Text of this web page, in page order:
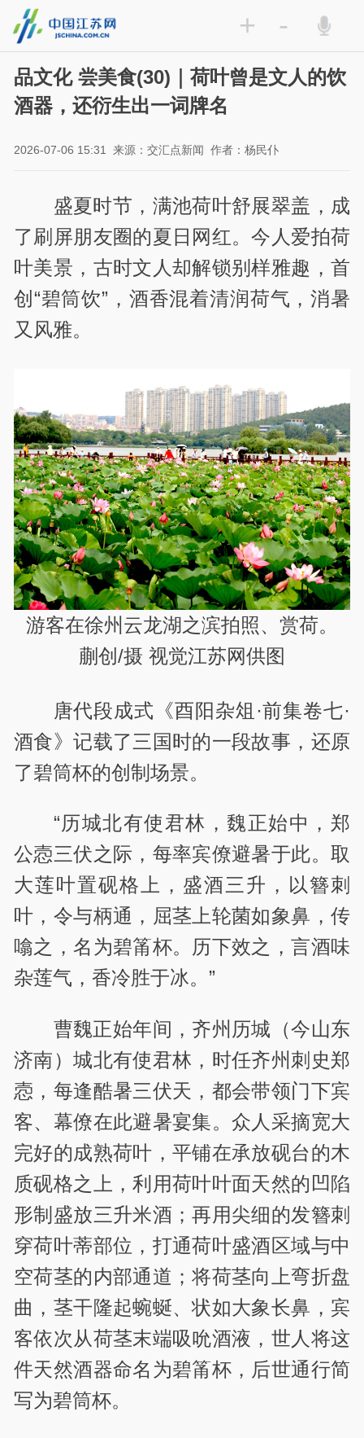
+ -
品文化 尝美食(30)｜荷叶曾是文人的饮
酒器，还衍生出一词牌名
2026-07-06 15:31 来源：交汇点新闻 作者：杨民仆
盛夏时节，满池荷叶舒展翠盖，成
了刷屏朋友圈的夏日网红。今人爱拍荷
叶美景，古时文人却解锁别样雅趣，首
创“碧筒饮”，酒香混着清润荷气，消暑
又风雅。
游客在徐州云龙湖之滨拍照、赏荷。
蒯创/摄 视觉江苏网供图
唐代段成式《酉阳杂俎·前集卷七·
酒食》记载了三国时的一段故事，还原
了碧筒杯的创制场景。
“历城北有使君林，魏正始中，郑
公悫三伏之际，每率宾僚避暑于此。取
大莲叶置砚格上，盛酒三升，以簪刺
叶，令与柄通，屈茎上轮菌如象鼻，传
噏之，名为碧筩杯。历下效之，言酒味
杂莲气，香冷胜于冰。”
曹魏正始年间，齐州历城（今山东
济南）城北有使君林，时任齐州刺史郑
悫，每逢酷暑三伏天，都会带领门下宾
客、幕僚在此避暑宴集。众人采摘宽大
完好的成熟荷叶，平铺在承放砚台的木
质砚格之上，利用荷叶叶面天然的凹陷
形制盛放三升米酒；再用尖细的发簪刺
穿荷叶蒂部位，打通荷叶盛酒区域与中
空荷茎的内部通道；将荷茎向上弯折盘
曲，茎干隆起蜿蜒、状如大象长鼻，宾
客依次从荷茎末端吸吮酒液，世人将这
件天然酒器命名为碧筩杯，后世通行简
写为碧筒杯。